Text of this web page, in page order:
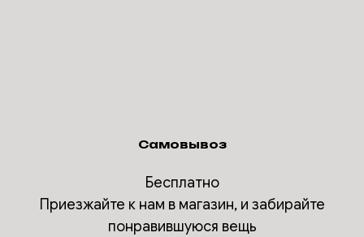
Самовывоз
Бесплатно
Приезжайте к нам в магазин, и забирайте
понравившуюся вещь